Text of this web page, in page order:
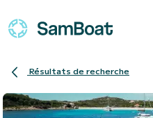
Résultats de recherche